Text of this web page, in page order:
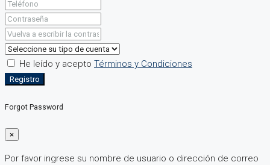
He leído y acepto Términos y Condiciones
Registro
Forgot Password
×
Por favor ingrese su nombre de usuario o dirección de correo